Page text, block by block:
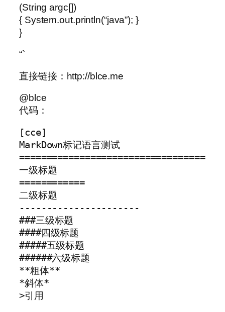
(String argc[])
{ System.out.println(“java”); }
}
“`
直接链接：http://blce.me
@blce
代码：
[cce]
MarkDown标记语言测试
==================================
一级标题
============
二级标题
----------------------
###三级标题
####四级标题
#####五级标题
######六级标题
**粗体**
*斜体*
>引用